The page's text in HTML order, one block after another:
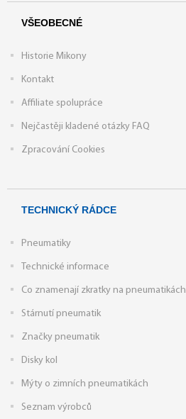
VŠEOBECNÉ
Historie Mikony
Kontakt
Affiliate spolupráce
Nejčastěji kladené otázky FAQ
Zpracování Cookies
TECHNICKÝ RÁDCE
Pneumatiky
Technické informace
Co znamenají zkratky na pneumatikách
Stárnutí pneumatik
Značky pneumatik
Disky kol
Mýty o zimních pneumatikách
Seznam výrobců